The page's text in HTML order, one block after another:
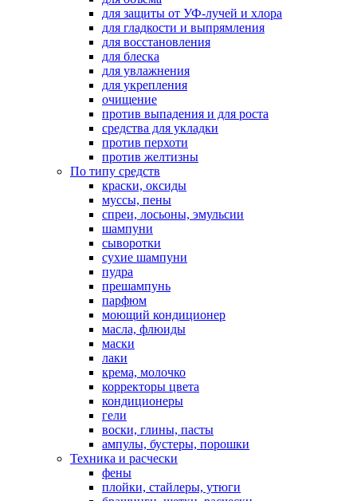
для защиты от УФ-лучей и хлора
для гладкости и выпрямления
для восстановления
для блеска
для увлажнения
для укрепления
очищение
против выпадения и для роста
средства для укладки
против перхоти
против желтизны
По типу средств
краски, оксиды
муссы, пены
спреи, лосьоны, эмульсии
шампуни
сыворотки
сухие шампуни
пудра
прешампунь
парфюм
моющий кондиционер
масла, флюиды
маски
лаки
крема, молочко
корректоры цвета
кондиционеры
гели
воски, глины, пасты
ампулы, бустеры, порошки
Техника и расчески
фены
плойки, стайлеры, утюги